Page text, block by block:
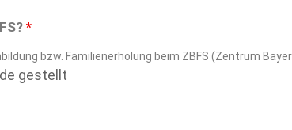
*
gestellt
bzw. Familienerholung beim ZBFS (Zentrum